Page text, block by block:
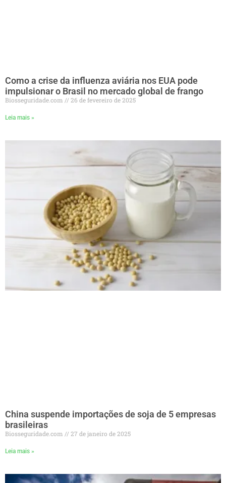
Como a crise da influenza aviária nos EUA pode
impulsionar o Brasil no mercado global de frango
Biosseguridade.com 26 de fevereiro de 2025
Leia mais »
China suspende importações de soja de 5 empresas
brasileiras
Biosseguridade.com 27 de janeiro de 2025
Leia mais »